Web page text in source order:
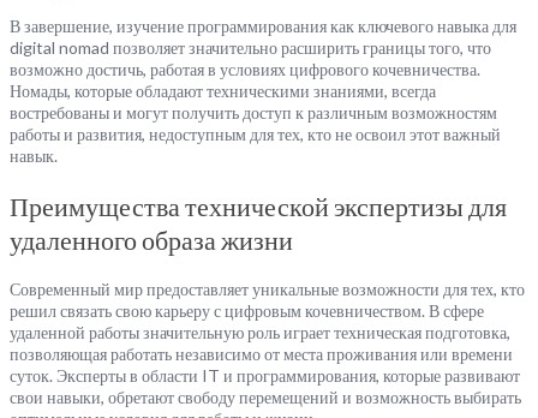
В завершение, изучение программирования как ключевого навыка для
digital nomad позволяет значительно расширить границы того, что
возможно достичь, работая в условиях цифрового кочевничества.
Номады, которые обладают техническими знаниями, всегда
востребованы и могут получить доступ к различным возможностям
работы и развития, недоступным для тех, кто не освоил этот важный
навык.
Преимущества технической экспертизы для
удаленного образа жизни
Современный мир предоставляет уникальные возможности для тех, кто
решил связать свою карьеру с цифровым кочевничеством. В сфере
удаленной работы значительную роль играет техническая подготовка,
позволяющая работать независимо от места проживания или времени
суток. Эксперты в области IT и программирования, которые развивают
свои навыки, обретают свободу перемещений и возможность выбирать